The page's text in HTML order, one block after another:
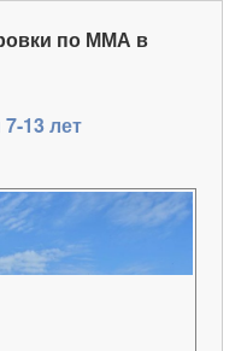
по ММА в
13 лет